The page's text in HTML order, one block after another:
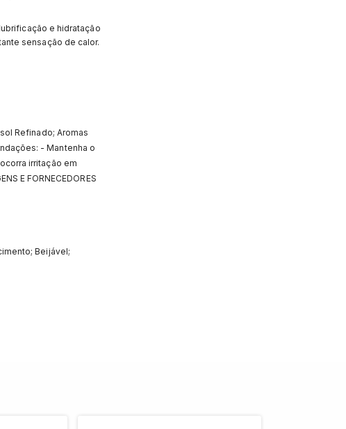
e hidratação
sensação de calor.
Refinado; Aromas
- Mantenha o
irritação em
E FORNECEDORES
Beijável;